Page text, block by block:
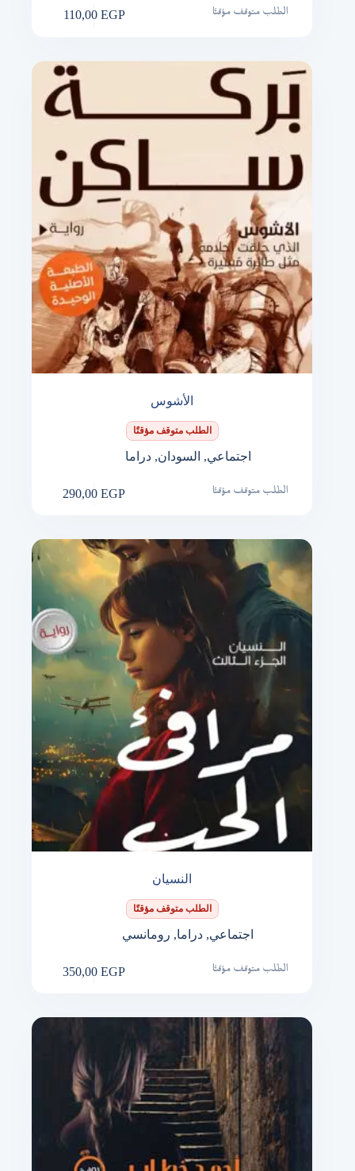
110,00 EGP الطلب متوقف مؤقتًا
الأشوس
الطلب متوقف مؤقتًا
اجتماعي, السودان,دراما
290,00EGP الطلب متوقف مؤقتًا
النسيان
الطلب متوقف مؤقتًا
اجتماعي, دراما, رومانسي
350,00EGP الطلب متوقف مؤقتًا